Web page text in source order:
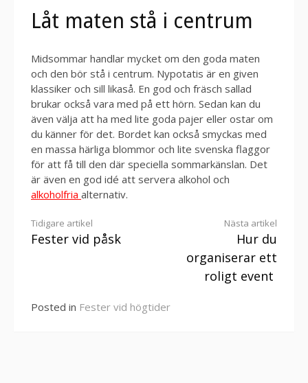
Låt maten stå i centrum
Midsommar handlar mycket om den goda maten
och den bör stå i centrum. Nypotatis är en given
klassiker och sill likaså. En god och fräsch sallad
brukar också vara med på ett hörn. Sedan kan du
även välja att ha med lite goda pajer eller ostar om
du känner för det. Bordet kan också smyckas med
en massa härliga blommor och lite svenska flaggor
för att få till den där speciella sommarkänslan. Det
är även en god idé att servera alkohol och
alkoholfria alternativ.
Continue
Reading
Tidigare artikel
Fester vid påsk
Nästa artikel
Hur du
organiserar ett
roligt event
Posted in Fester vid högtider